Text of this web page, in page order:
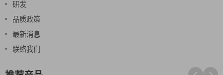
研发
品质政策
最新消息
联络我们